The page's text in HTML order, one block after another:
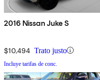
2016 Nissan Juke S
$10,494 Trato justo
Incluye tarifas de conc.